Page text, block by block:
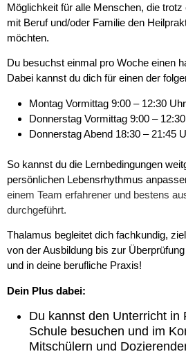
Möglichkeit für alle Menschen, die trotz
mit Beruf und/oder Familie den
möchten.
Du besuchst einmal pro Woche einen
Dabei kannst du dich für einen der
Montag Vormittag 9:00 – 12:30 Uhr
Donnerstag Vormittag 9:00 –
Donnerstag Abend 18:30 – 21:45
So kannst du die Lernbedingungen
persönlichen Lebensrhythmus
einem Team erfahrener und bestens
durchgeführt.
Thalamus begleitet dich fachkundig,
von der Ausbildung bis zur
und in deine berufliche Praxis!
Dein Plus dabei:
Du kannst den Unterricht in
Schule besuchen und im
Mitschülern und